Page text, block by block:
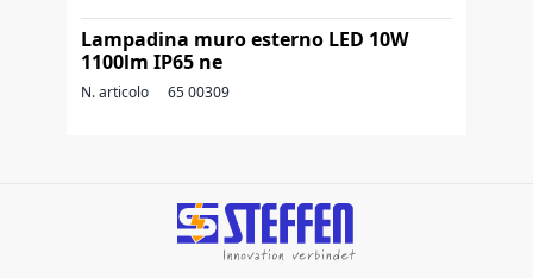
Lampadina muro esterno LED 10W
1100lm IP65 ne
N. articolo 65 00309